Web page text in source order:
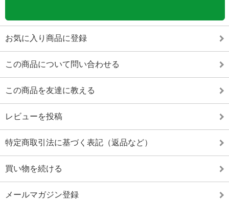
お気に入り商品に登録
この商品について問い合わせる
この商品を友達に教える
レビューを投稿
特定商取引法に基づく表記（返品など）
買い物を続ける
メールマガジン登録